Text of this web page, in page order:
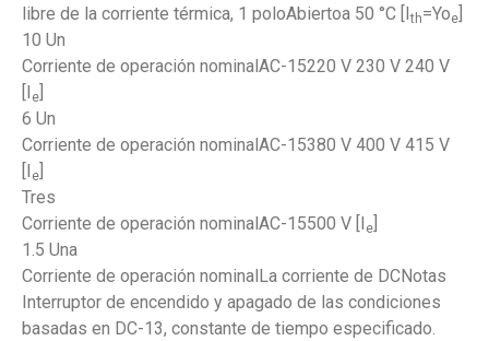
libre de la corriente térmica, 1 poloAbiertoa 50 °C [Ith=Yoe
10 Un
Corriente de operación nominalAC-15220 V 230 V 240 V
[I e
6 Un
Corriente de operación nominalAC-15380 V 400 V 415 V
[I e
Tres
Corriente de operación nominalAC-15500 V [I e
1.5 Una
Corriente de operación nominalLa corriente de DCNotas
Interruptor de encendido y apagado de las condiciones
basadas en DC-13, constante de tiempo especificado.